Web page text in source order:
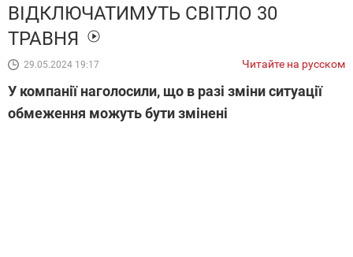
ВІДКЛЮЧАТИМУТЬ СВІТЛО 30
ТРАВНЯ
29.05.2024 19:17 Читайте на русском
У компанії наголосили, що в разі зміни ситуації
обмеження можуть бути змінені